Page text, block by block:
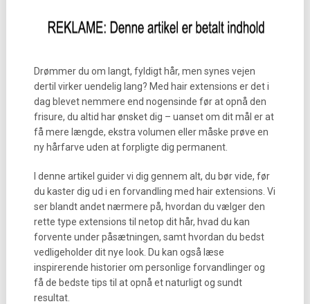
Drømmer du om langt, fyldigt hår, men synes vejen
dertil virker uendelig lang? Med hair extensions er det i
dag blevet nemmere end nogensinde før at opnå den
frisure, du altid har ønsket dig – uanset om dit mål er at
få mere længde, ekstra volumen eller måske prøve en
ny hårfarve uden at forpligte dig permanent.
I denne artikel guider vi dig gennem alt, du bør vide, før
du kaster dig ud i en forvandling med hair extensions. Vi
ser blandt andet nærmere på, hvordan du vælger den
rette type extensions til netop dit hår, hvad du kan
forvente under påsætningen, samt hvordan du bedst
vedligeholder dit nye look. Du kan også læse
inspirerende historier om personlige forvandlinger og
få de bedste tips til at opnå et naturligt og sundt
resultat.